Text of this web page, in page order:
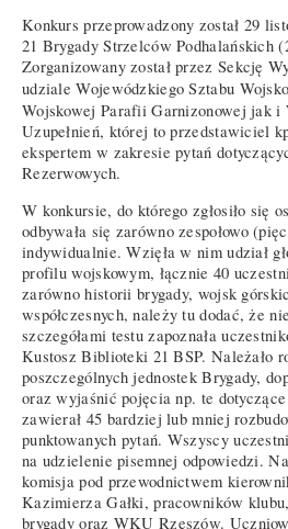
Konkurs przeprowadzony został 29
21 Brygady Strzelców Podhalańskich
Zorganizowany został przez Sekcję
udziale Wojewódzkiego Sztabu
Wojskowej Parafii Garnizonowej jak i
Uzupełnień, której to przedstawiciel
ekspertem w zakresie pytań
Rezerwowych.
W konkursie, do którego zgłosiło się
odbywała się zarówno zespołowo
indywidualnie. Wzięła w nim udział
profilu wojskowym, łącznie 40
zarówno historii brygady, wojsk
współczesnych, należy tu dodać, że
szczegółami testu zapoznała
Kustosz Biblioteki 21 BSP. Należało
poszczególnych jednostek Brygady,
oraz wyjaśnić pojęcia np. te
zawierał 45 bardziej lub mniej
punktowanych pytań. Wszyscy
na udzielenie pisemnej odpowiedzi.
komisja pod przewodnictwem
Kazimierza Gałki, pracowników
brygady oraz WKU Rzeszów.